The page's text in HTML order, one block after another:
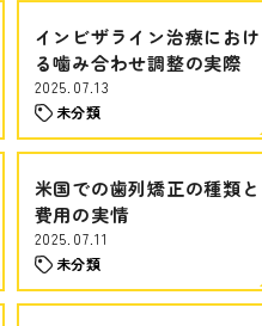
インビザライン治療におけ
る噛み合わせ調整の実際
2025.07.13
未分類
米国での歯列矯正の種類と
費用の実情
2025.07.11
未分類